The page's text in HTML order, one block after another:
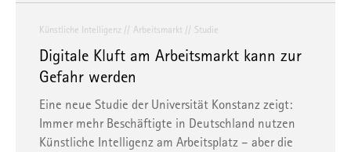
Künstliche Intelligenz Arbeitsmarkt Studie
Digitale Kluft am Arbeitsmarkt kann zur
Gefahr werden
Eine neue Studie der Universität Konstanz zeigt:
Immer mehr Beschäftigte in Deutschland nutzen
Künstliche Intelligenz am Arbeitsplatz – aber die